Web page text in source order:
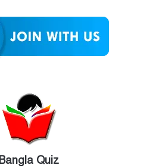
Bangla Quiz